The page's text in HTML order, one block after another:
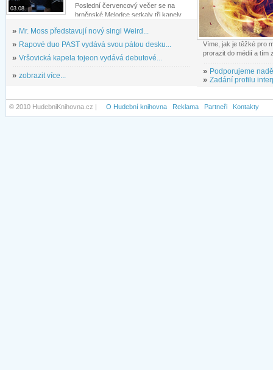
03.08.
Poslední červencový večer se na
brněnské Melodce setkaly tři kapely...
» Mr. Moss představují nový singl Weird...
» Rapové duo PAST vydává svou pátou desku...
» Vršovická kapela tojeon vydává debutové...
» zobrazit více...
Víme, jak je těžké pro
prorazit do médií a tím
» Podporujeme
» Zadání profilu
© 2010 HudebniKnihovna.cz | O Hudební knihovna Reklama Partneři Kontakty